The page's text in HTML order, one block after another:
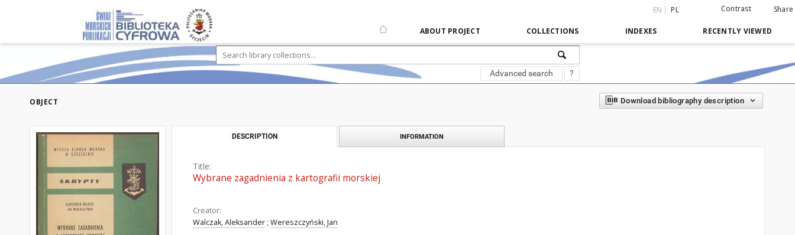
EN PL Contrast Share
ABOUT PROJECT COLLECTIONS INDEXES RECENTLY VIEWED
Advanced search ?
OBJECT Download bibliography description
DESCRIPTION INFORMATION
Title:
Wybrane zagadnienia z kartografii morskiej
Creator:
Walczak, Aleksander ; Wereszczyński, Jan